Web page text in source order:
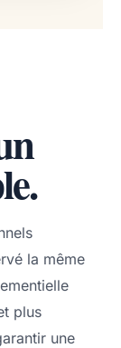
la même
plus
une